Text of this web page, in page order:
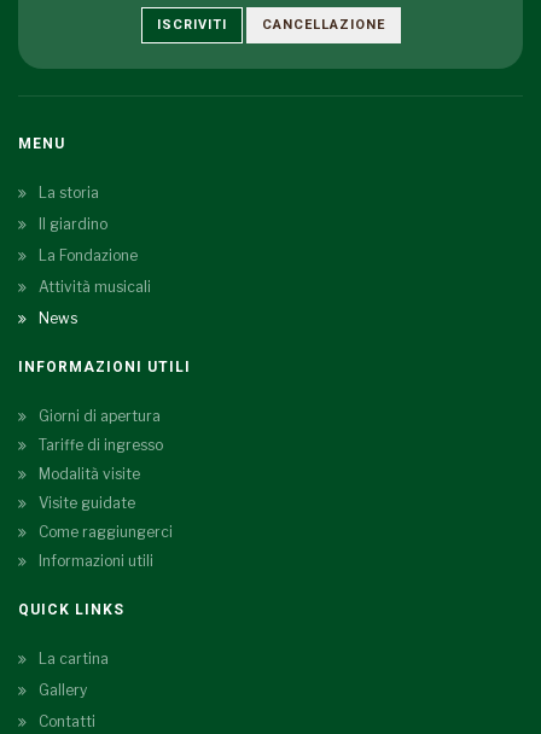
ISCRIVITI CANCELLAZIONE
MENU
La storia
Il giardino
La Fondazione
Attività musicali
News
INFORMAZIONI UTILI
Giorni di apertura
Tariffe di ingresso
Modalità visite
Visite guidate
Come raggiungerci
Informazioni utili
QUICK LINKS
La cartina
Gallery
Contatti